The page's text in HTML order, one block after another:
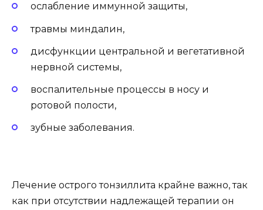
ослабление иммунной защиты,
травмы миндалин,
дисфункции центральной и вегетативной
нервной системы,
воспалительные процессы в носу и
ротовой полости,
зубные заболевания.
Лечение острого тонзиллита крайне важно, так
как при отсутствии надлежащей терапии он